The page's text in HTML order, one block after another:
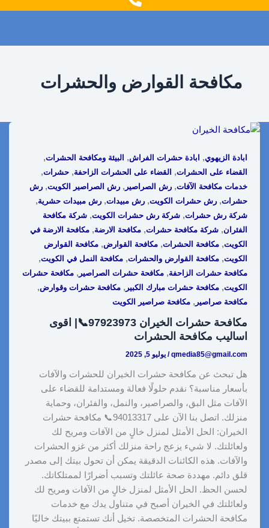
o
r
مكافحة القوارض والحشرات
ابادة الزيهوي, ابادة حشرات الفراش, البيئة ومكافحة الحشرات,
القضاء على الحشرات, القضاء على الحشرات الزاحفة,حشرات,
خدمات مكافحة الآفات,رش الصراصير ,رش الصراصير الكويت,رش
حشرات,رش حشرات الكويت,رش مبيدات,رش مبيدات حشرية,
شركة رش حشرات,شركة رش حشرات الكويت,شركة مكافحة
الفئران,شركة مكافحة حشرات,مكافحة الارضة,مكافحة الارضة في
الكويت,مكافحة الحشرات,مكافحة القوارض,مكافحة القوارض
الكويت,مكافحة القوارض والحشرات,مكافحة النمل في الكويت,
مكافحة حشرات الزاحفة,مكافحة حشرات الصراصير ,مكافحة حشرات
الكويت,مكافحة حشرات مبارك الكبير ,مكافحة حشرات وقوارض,
مكافحة صراصير ,مكافحة صراصير الكويت
مكافحة حشرات الخيران 97923973📞| اقوى
اساليب مكافحة الحشرات
qmedia85@gmail.com
/يوليو 5, 2025
هل تبحث عن مكافحة حشرات الخيران للحشرات والآفات
بأسعار مناسبة؟ نقدم حلولًا فعالة ومستدامة للقضاء على
الآفات مثل البق، والصراصير، والنمل، والفئران، وحماية
منزلك. اتصل بنا الآن على 94013317📞 مكافحة حشرات
الخيران: الحل الأمثل لمنزل خالٍ من الآفات ومريح لك
ولعائلتك. لا شيء يزعج راحة منزلك أكثر من غزو الحشرات
والآفات. هذه الكائنات الدقيقة يمكن أن تحول بيتك إلى مصدر
قلق دائم. مهددة صحة عائلتك وتسبب أضرارًا لممتلكاتك.
لحسن الحظ. الحل الأمثل لمنزل خالٍ من الآفات ومريح لك
ولعائلتك في الخيران أصبح في متناول يدك مع خدمات
مكافحة الحشرات المتخصصة. تخيل أنك تستمتع ببيتك خاليًا